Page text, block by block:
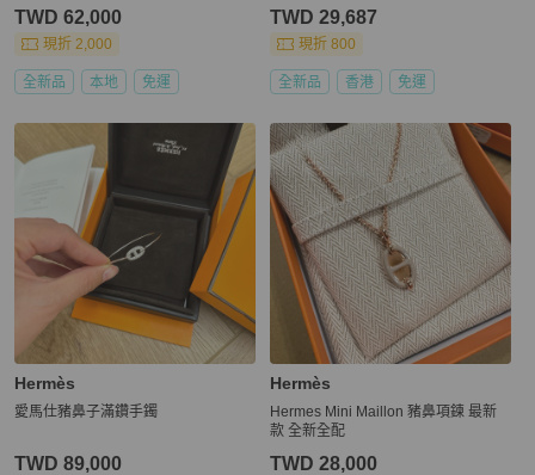
TWD 62,000
現折 2,000
全新品 本地 免運
HW
TWD 29,687
現折 800
全新品 香港 免運
Hermès
愛馬仕豬鼻子滿鑽手鐲
TWD 89,000
Hermès
Hermes Mini Maillon 豬鼻項鍊 最新
款 全新全配
TWD 28,000